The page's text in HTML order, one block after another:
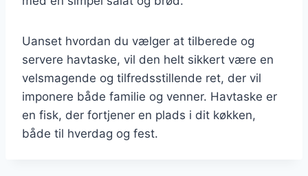
Uanset hvordan du vælger at tilberede og
servere havtaske, vil den helt sikkert være en
velsmagende og tilfredsstillende ret, der vil
imponere både familie og venner. Havtaske er
en fisk, der fortjener en plads i dit køkken,
både til hverdag og fest.